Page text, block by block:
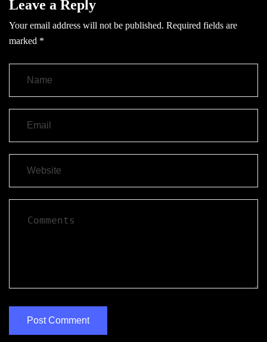
Leave a Reply
Your email address will not be published. Required fields are
marked *